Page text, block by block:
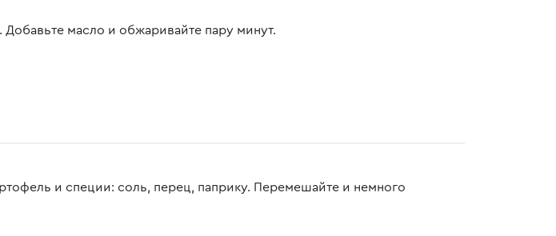
масло и обжаривайте пару минут.
и специи: соль, перец, паприку. Перемешайте и немного